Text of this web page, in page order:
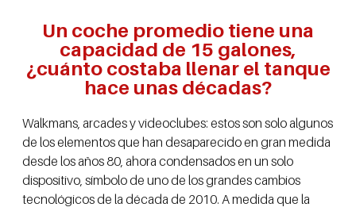
Un coche promedio tiene una
capacidad de 15 galones,
¿cuánto costaba llenar el tanque
hace unas décadas?
Walkmans, arcades y videoclubes: estos son solo algunos
de los elementos que han desaparecido en gran medida
desde los años 80, ahora condensados en un solo
dispositivo, símbolo de uno de los grandes cambios
tecnológicos de la década de 2010. A medida que la